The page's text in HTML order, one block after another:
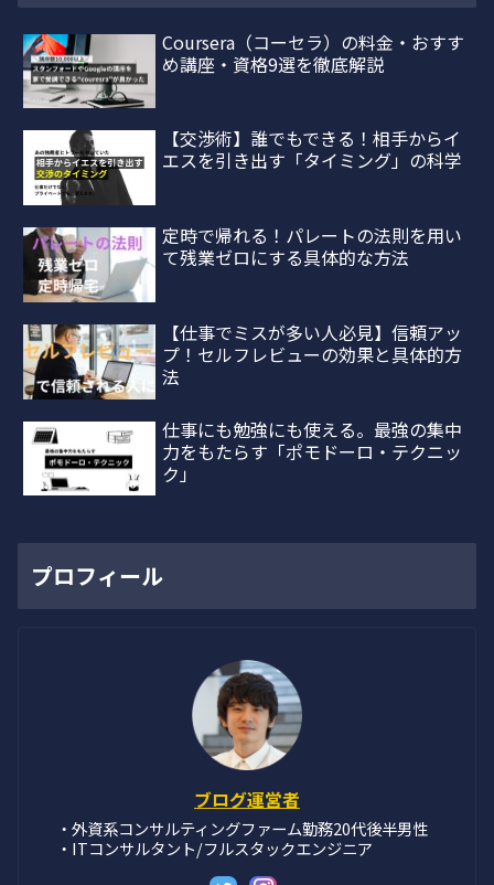
Coursera（コーセラ）の料金・おすす
め講座・資格9選を徹底解説
【交渉術】誰でもできる！相手からイ
エスを引き出す「タイミング」の科学
定時で帰れる！パレートの法則を用い
て残業ゼロにする具体的な方法
【仕事でミスが多い人必見】信頼アッ
プ！セルフレビューの効果と具体的方
法
仕事にも勉強にも使える。最強の集中
力をもたらす「ポモドーロ・テクニッ
ク」
プロフィール
ブログ運営者
・外資系コンサルティングファーム勤務20代後半男性
・ITコンサルタント/フルスタックエンジニア